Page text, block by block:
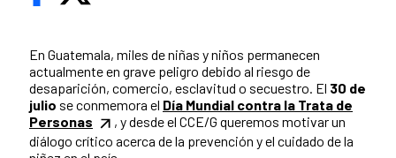
En Guatemala, miles de niñas y niños permanecen
actualmente en grave peligro debido al riesgo de
desaparición, comercio, esclavitud o secuestro. El 30 de
julio se conmemora el Día Mundial contra la Trata de
Personas
, y desde el CCE/G queremos motivar un
diálogo crítico acerca de la prevención y el cuidado de la